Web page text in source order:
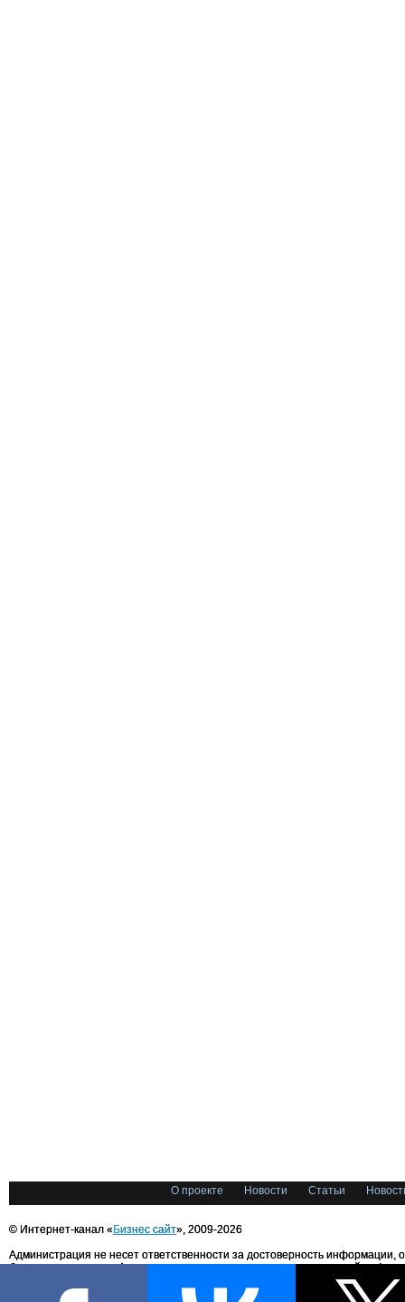
О проекте Новости Статьи
© Интернет-канал «Бизнес сайт», 2009-2026
Администрация не несет ответственности за достоверность информации,
блоггерами портала. Администрация не предоставляет справочной
Все права на любые материалы, опубликованные на сайте, защищены в